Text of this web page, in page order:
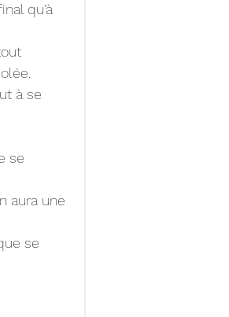
qu’à
à se
se
aura une
se